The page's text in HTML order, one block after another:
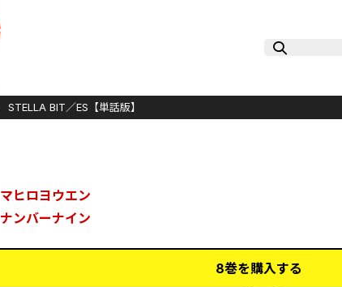
STELLA BIT／ES【単話版】
マヒロヨウエン
ナンバーナイン
8巻を購入する